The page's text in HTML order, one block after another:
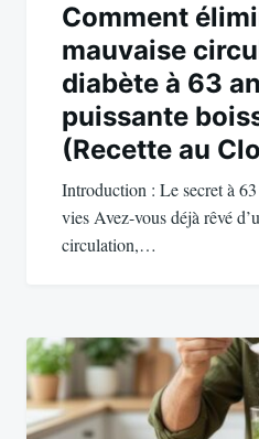
Comment
mauvaise
diabète à 63
puissante
(Recette au
Introduction : Le secret à
vies Avez-vous déjà rêvé
circulation,…